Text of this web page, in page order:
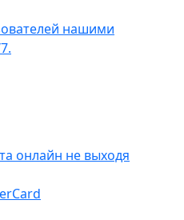
нашими
онлайн не выходя